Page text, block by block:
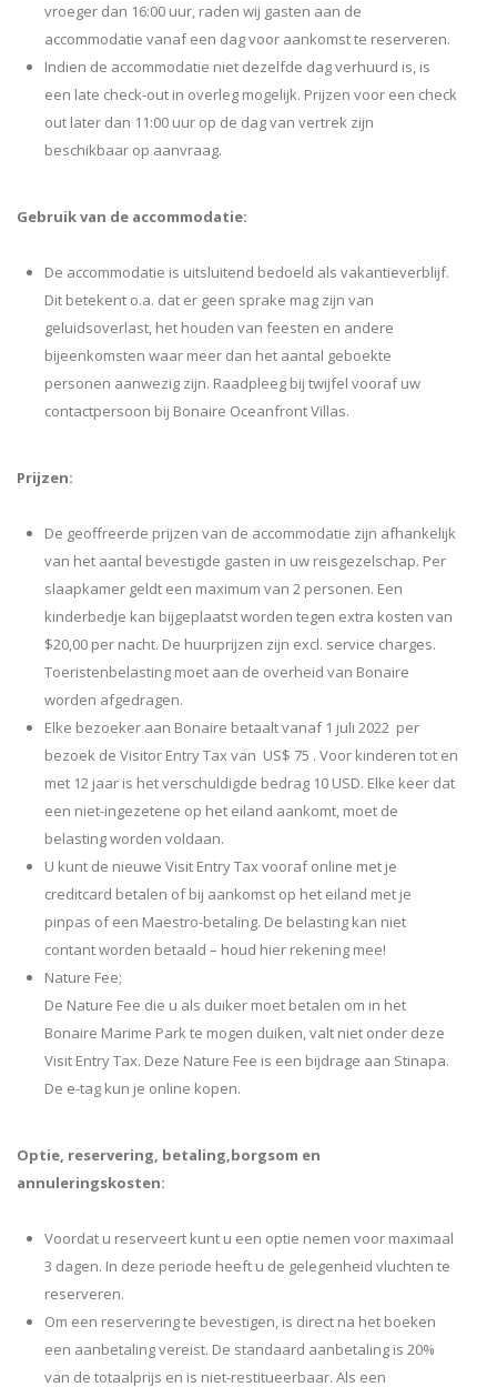
vroeger dan 16:00 uur, raden wij gasten aan de
accommodatie vanaf een dag voor aankomst te reserveren.
Indien de accommodatie niet dezelfde dag verhuurd is, is
een late check-out in overleg mogelijk. Prijzen voor een check
out later dan 11:00 uur op de dag van vertrek zijn
beschikbaar op aanvraag.
Gebruik van de accommodatie:
De accommodatie is uitsluitend bedoeld als vakantieverblijf.
Dit betekent o.a. dat er geen sprake mag zijn van
geluidsoverlast, het houden van feesten en andere
bijeenkomsten waar meer dan het aantal geboekte
personen aanwezig zijn. Raadpleeg bij twijfel vooraf uw
contactpersoon bij Bonaire Oceanfront Villas.
Prijzen:
De geoffreerde prijzen van de accommodatie zijn afhankelijk
van het aantal bevestigde gasten in uw reisgezelschap. Per
slaapkamer geldt een maximum van 2 personen. Een
kinderbedje kan bijgeplaatst worden tegen extra kosten van
$20,00 per nacht. De huurprijzen zijn excl. service charges.
Toeristenbelasting moet aan de overheid van Bonaire
worden afgedragen.
Elke bezoeker aan Bonaire betaalt vanaf 1 juli 2022 per
bezoek de Visitor Entry Tax van US$ 75 . Voor kinderen tot en
met 12 jaar is het verschuldigde bedrag 10 USD. Elke keer dat
een niet-ingezetene op het eiland aankomt, moet de
belasting worden voldaan.
U kunt de nieuwe Visit Entry Tax voorafonline met je
creditcard betalen of bij aankomst op het eiland met je
pinpas of een Maestro-betaling. De belasting kan niet
contant worden betaald – houd hier rekening mee!
Nature Fee;
De Nature Fee die u als duiker moet betalen om in het
Bonaire Marime Park te mogen duiken, valt niet onder deze
Visit Entry Tax. Deze Nature Fee is een bijdrage aan Stinapa.
De e-tag kun je online kopen.
Optie, reservering, betaling,borgsom en
annuleringskosten:
Voordat u reserveert kunt u een optie nemen voor maximaal
3 dagen. In deze periode heeft u de gelegenheid vluchten te
reserveren.
Om een reservering te bevestigen, is direct na het boeken
een aanbetaling vereist. De standaard aanbetaling is 20%
van de totaalprijs en is niet-restitueerbaar. Als een